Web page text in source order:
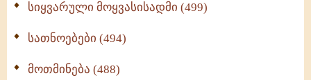
სიყვარული მოყვასისადმი (499)
სათნოებები (494)
მოთმინება (488)